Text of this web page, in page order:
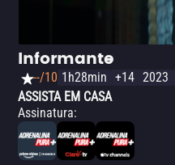
Informante
--/10 1h28min +14 2023
ASSISTA EM CASA
Assinatura: